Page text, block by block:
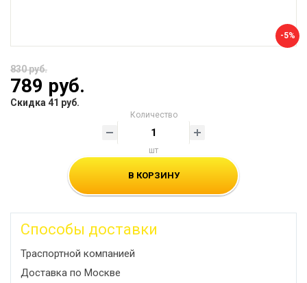
-5%
830 руб.
789 руб.
Скидка 41 руб.
Количество
шт
В КОРЗИНУ
Способы доставки
Траспортной компанией
Доставка по Москве